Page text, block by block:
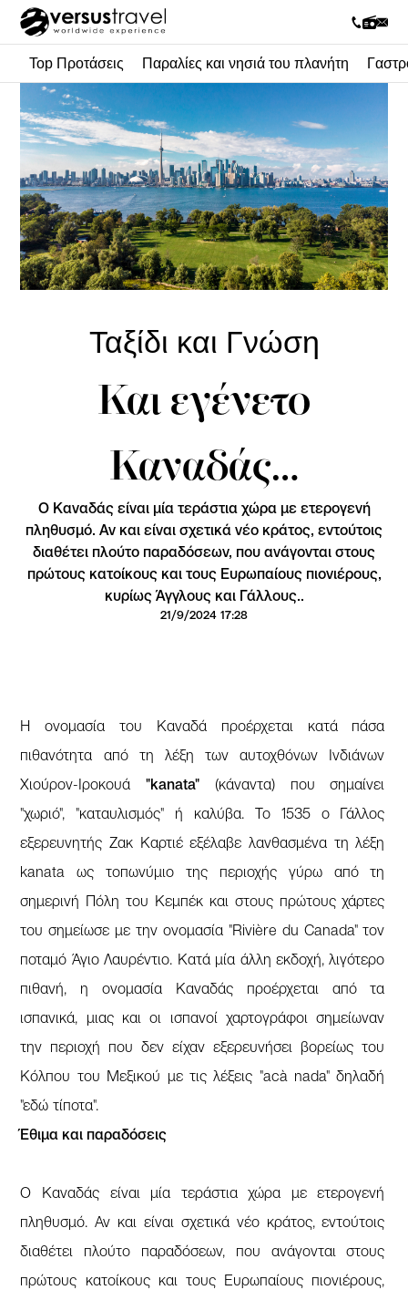
Top Προτάσεις Παραλίες και νησιά του πλανήτη
Ταξίδι και Γνώση
Και εγένετο
Καναδάς…
Ο Καναδάς είναι μία τεράστια χώρα με ετερογενή
πληθυσμό. Αν και είναι σχετικά νέο κράτος, εντούτοις
διαθέτει πλούτο παραδόσεων, που ανάγονται στους
πρώτους κατοίκους και τους Ευρωπαίους πιονιέρους,
κυρίως Άγγλους και Γάλλους..
21/9/2024 17:28
Η ονομασία του Καναδά προέρχεται κατά πάσα
πιθανότητα από τη λέξη των αυτοχθόνων Ινδιάνων
Χιούρον-Ιροκουά"kanata" (κάναντα) που σημαίνει
"χωριό", "καταυλισμός" ή καλύβα. Το 1535 ο Γάλλος
εξερευνητής Ζακ Καρτιέ εξέλαβε λανθασμένα τη λέξη
kanata ως τοπωνύμιο της περιοχής γύρω από τη
σημερινή Πόλη του Κεμπέκ και στους πρώτους χάρτες
του σημείωσε με την ονομασία "Rivière du Canada" τον
ποταμό Άγιο Λαυρέντιο. Κατά μία άλλη εκδοχή, λιγότερο
πιθανή, η ονομασία Καναδάς προέρχεται από τα
ισπανικά, μιας και οι ισπανοί χαρτογράφοι σημείωναν
την περιοχή που δεν είχαν εξερευνήσει βορείως του
Κόλπου του Μεξικού με τις λέξεις "acà nada" δηλαδή
"εδώ τίποτα".
Έθιμα και παραδόσεις
Ο Καναδάς είναι μία τεράστια χώρα με ετερογενή
πληθυσμό. Αν και είναι σχετικά νέο κράτος, εντούτοις
διαθέτει πλούτο παραδόσεων, που ανάγονται στους
πρώτους κατοίκους και τους Ευρωπαίους πιονιέρους,